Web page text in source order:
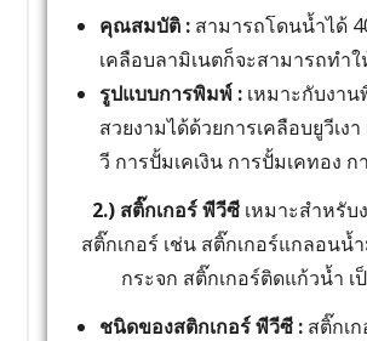
คุณสมบัติ : สามารถโดนน้ำได้
เคลือบลามิเนตก็จะสามารถทำ
รูปแบบการพิมพ์ : เหมาะกับงา
สวยงามได้ด้วยการเคลือบยูวีเง
วี การปั้มเคเงิน การปั้มเคทอง
2.) สติ๊กเกอร์ พีวีซี เหมาะสำหรั
สติ๊กเกอร์ เช่น สติ๊กเกอร์แกลอนน้
กระจก สติ๊กเกอร์ติดแก้วน้ำ
ชนิดของสติกเกอร์ พีวีซี : สติ๊กเ